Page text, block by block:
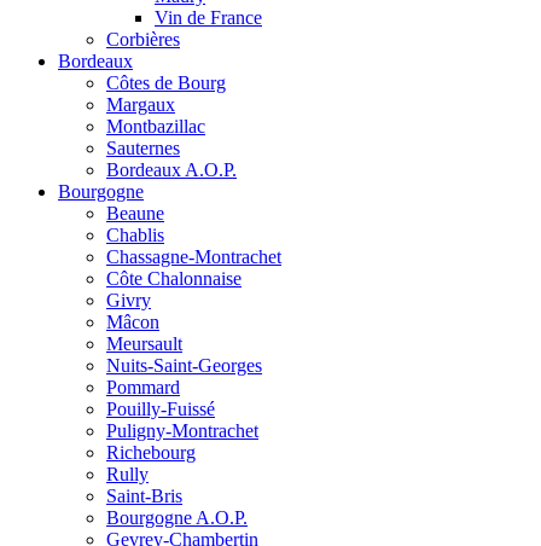
Vin de France
Corbières
Bordeaux
Côtes de Bourg
Margaux
Montbazillac
Sauternes
Bordeaux A.O.P.
Bourgogne
Beaune
Chablis
Chassagne-Montrachet
Côte Chalonnaise
Givry
Mâcon
Meursault
Nuits-Saint-Georges
Pommard
Pouilly-Fuissé
Puligny-Montrachet
Richebourg
Rully
Saint-Bris
Bourgogne A.O.P.
Gevrey-Chambertin